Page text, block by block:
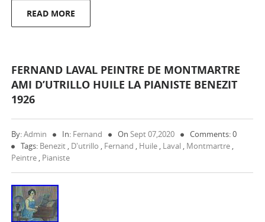
READ MORE
FERNAND LAVAL PEINTRE DE MONTMARTRE
AMI D’UTRILLO HUILE LA PIANISTE BENEZIT
1926
By:Admin In: Fernand OnSept 07,2020
Comments: 0
Tags: Benezit , D'utrillo , Fernand , Huile , Laval , Montmartre ,
Peintre , Pianiste